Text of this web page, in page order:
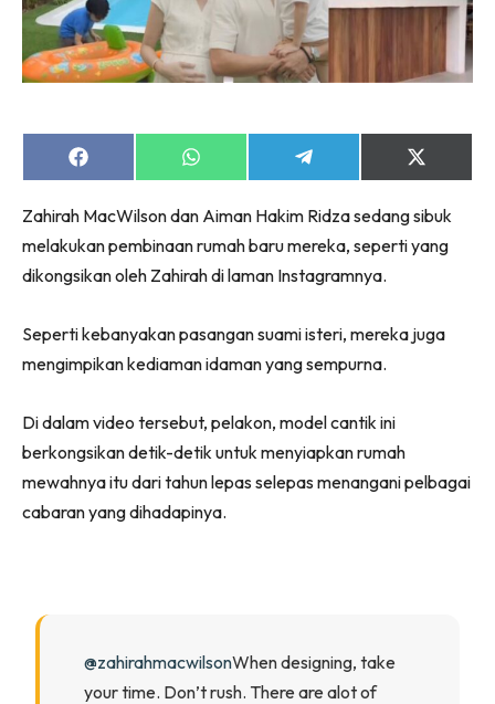
Make Over
Bilik Air
Bilik Tidur
Ruang Makan
Ruang Tamu
Menarik Lagi
Casa Impiana
Impiana Makeover
Destinasi
Hotel
Hartanah
High Rise
Landed
Video
Ilham Impiana Inspirasi Selebriti
Share
on
Share
on
Share
on
Share
on
(Twitter)
Zahirah MacWilson dan Aiman Hakim Ridza sedang sibuk
melakukan pembinaan rumah baru mereka, seperti yang
dikongsikan oleh Zahirah di laman Instagramnya.
Seperti kebanyakan pasangan suami isteri, mereka juga
mengimpikan kediaman idaman yang sempurna.
Di dalam video tersebut, pelakon, model cantik ini
berkongsikan detik-detik untuk menyiapkan rumah
mewahnya itu dari tahun lepas selepas menangani pelbagai
cabaran yang dihadapinya.
@zahirahmacwilsonWhen designing, take
your time. Don’t rush. There are alot of